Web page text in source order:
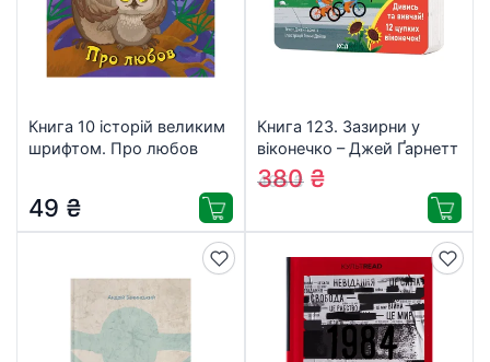
Книга 10 історій великим
шрифтом. Про любов
49 ₴
Книга 123. Зазирни у
віконечко – Джей Ґарнетт
КСД (9786171511187)
405₴
380 ₴